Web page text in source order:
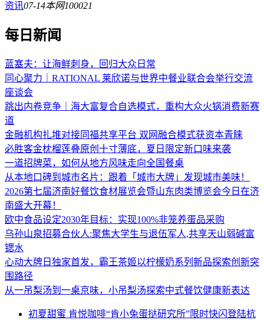
资讯07-14本网100021
每日新闻
蓝塞夫：让海鲜刺身，回归大众日常
同心聚力｜RATIONAL 莱欣诺与世界中餐业联合会举行交流
座谈会
跳出内卷竞争｜海大富复合自选模式，重构大众火锅消费新赛
道
金融机构扎堆对接同福共享平台 双网融合模式获资本青睐
必胜客金枕榴莲叠原创十寸薄底，夏日限定新口味来袭
一道招牌菜，如何从地方风味走向全国餐桌
从本地口碑到城市名片：跟着「城市大牌」发现城市美味！
2026第七届济南好餐饮食材展览会暨山东肉类博览会今日在济
南盛大开幕！
欧中食品设定2030年目标：实现100%非笼养蛋品采购
乌孙山泉招募合伙人:聚焦大学生与退伍军人,共享天山弱碱富
锶水
心动大牌日独家首发，霸王茶姬以柠檬奶系列新品探索创新突
围路径
从一吊梨汤到一桌京味，小吊梨汤探索中式餐饮健康新表达
初夏甜蜜 肯悦咖啡“肯小兔蛋挞研究所”限时快闪登陆杭